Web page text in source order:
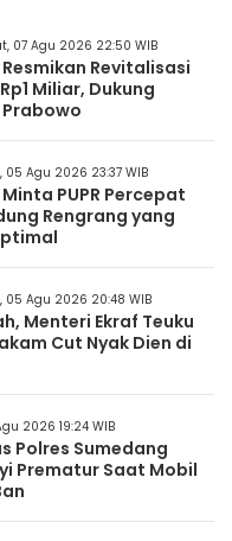
07 Agu 2026 22:50 WIB
Revitalisasi
Miliar, Dukung
05 Agu 2026 23:37 WIB
PUPR Percepat
Rengrang yang
05 Agu 2026 20:48 WIB
Menteri Ekraf Teuku
Cut Nyak Dien di
2026 19:24 WIB
Polres Sumedang
Prematur Saat Mobil